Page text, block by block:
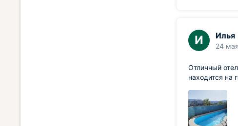
И Илья
24
Отличный
находится на